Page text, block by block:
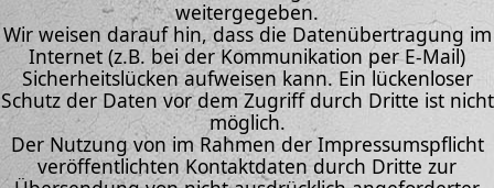
weitergegeben.
Wir weisen darauf hin, dass die Datenübertragung im
Internet (z.B. bei der Kommunikation per E-Mail)
Sicherheitslücken aufweisen kann. Ein lückenloser
Schutz der Daten vor dem Zugriff durch Dritte ist nicht
möglich.
Der Nutzung von im Rahmen der Impressumspflicht
veröffentlichten Kontaktdaten durch Dritte zur